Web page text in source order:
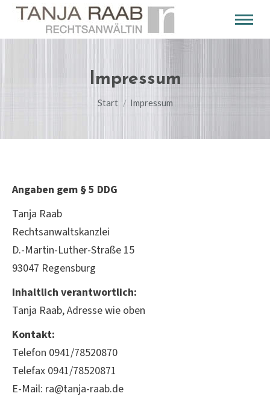
Impressum
Sie befinden sich hier:
Start Impressum
Angaben gem § 5 DDG
Tanja Raab
Rechtsanwaltskanzlei
D.-Martin-Luther-Straße 15
93047 Regensburg
Inhaltlich verantwortlich:
Tanja Raab, Adresse wie oben
Kontakt:
Telefon 0941/78520870
Telefax 0941/78520871
E-Mail: ra@tanja-raab.de